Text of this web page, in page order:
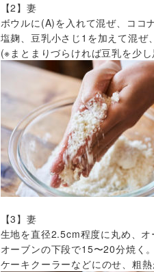
【2】妻
ボウルに(A)を入れて混ぜ、ココ
塩麹、豆乳小さじ1を加えて混ぜ
(※まとまりづらければ豆乳を少
【3】妻
生地を直径2.5cm程度に丸め、オ
オーブンの下段で15〜20分焼く。
ケーキクーラーなどにのせ、粗